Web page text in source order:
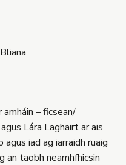
– ficsean/
Lára Laghairt ar ais
iad ag iarraidh ruaig
an taobh neamhfhicsin